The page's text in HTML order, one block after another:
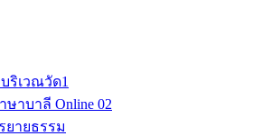
บริเวณวัด1
าบาลี Online 02
ยายธรรม